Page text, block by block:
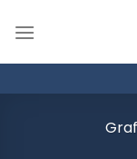
atla